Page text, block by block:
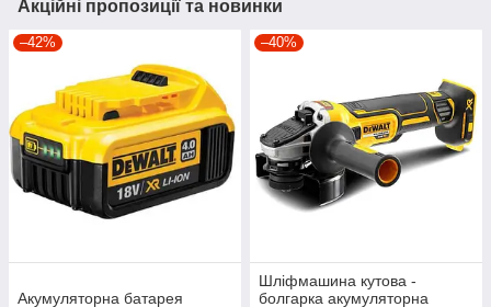
Акційні пропозиції та новинки
–42%
Акумуляторна батарея
–40%
Шліфмашина кутова -
болгарка акумуляторна